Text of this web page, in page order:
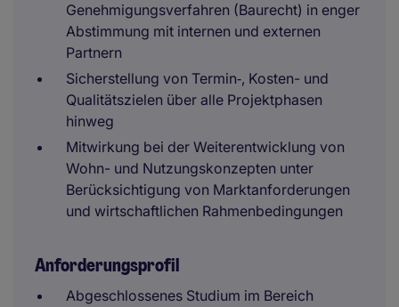
Genehmigungsverfahren (Baurecht) in enger
Abstimmung mit internen und externen
Partnern
Sicherstellung von Termin‑, Kosten- und
Qualitätszielen über alle Projektphasen
hinweg
Mitwirkung bei der Weiterentwicklung von
Wohn- und Nutzungskonzepten unter
Berücksichtigung von Marktanforderungen
und wirtschaftlichen Rahmenbedingungen
Anforderungsprofil
Abgeschlossenes Studium im Bereich